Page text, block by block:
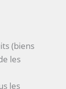
(biens
les
les